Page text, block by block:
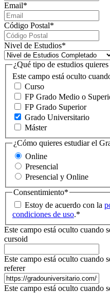
Email*
Código Postal*
Nivel de Estudios*
Este campo está oculto
¿Qué tipo de estudios
Curso
FP Grado Medio o
FP Grado Superior
Grado Universitario
Máster
¿Cómo quieres estudiar el
Online
Presencial
Presencial y Online
Consentimiento*
Estoy de acuerdo con la
condiciones de uso.*
Este campo está oculto cuando
cursoid
Este campo está oculto cuando
referer
Este campo está oculto cuando